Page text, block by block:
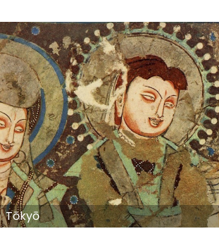
Tōkyō